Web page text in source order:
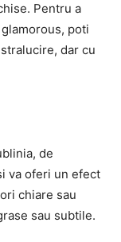
Pentru a
poti
dar cu
de
va oferi un efect
chiare sau
sau subtile.